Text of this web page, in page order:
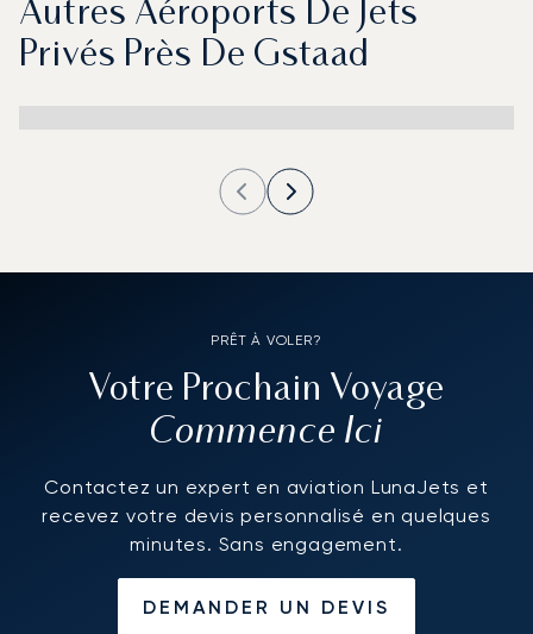
Autres Aéroports De Jets
Privés Près De Gstaad
PRÊT À VOLER?
Votre Prochain Voyage
Commence Ici
Contactez un expert en aviation LunaJets et
recevez votre devis personnalisé en quelques
minutes. Sans engagement.
DEMANDER UN DEVIS